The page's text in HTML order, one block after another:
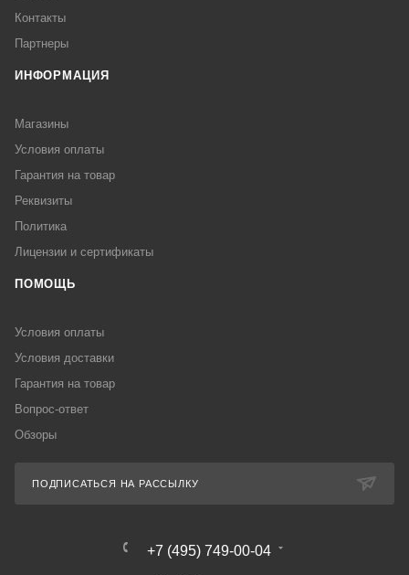
Контакты
Партнеры
ИНФОРМАЦИЯ
Магазины
Условия оплаты
Гарантия на товар
Реквизиты
Политика
Лицензии и сертификаты
ПОМОЩЬ
Условия оплаты
Условия доставки
Гарантия на товар
Вопрос-ответ
Обзоры
ПОДПИСАТЬСЯ НА РАССЫЛКУ
+7 (495) 749-00-04